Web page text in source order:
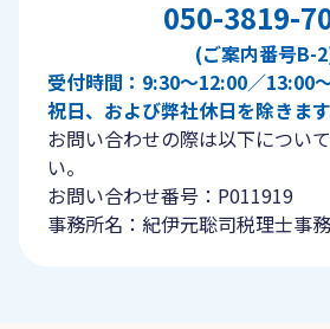
050-3819-
(ご案内番号B-
受付時間：9:30〜12:00／13:00
祝日、および弊社休日を除きます
お問い合わせの際は以下につい
い。
お問い合わせ番号：P011919
事務所名：紀伊元聡司税理士事